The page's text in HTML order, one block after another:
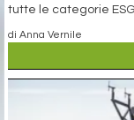
tutte le categorie
di Anna Vernile